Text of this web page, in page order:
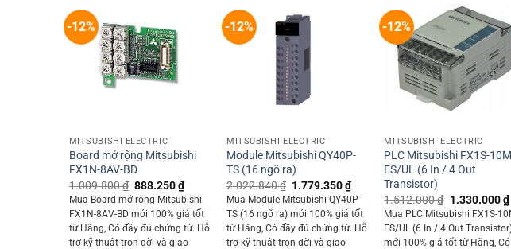
-12%
MITSUBISHI ELECTRIC
Board mở rộng Mitsubishi
FX1N-8AV-BD
1.009.800₫ Original
price
was:
1.009.800 ₫.
888.250₫Current
price
is:
888.250 ₫.
Mua Board mở rộng Mitsubishi
FX1N-8AV-BD mới 100% giá tốt
từ Hãng, Có đầy đủ chứng từ. Hỗ
trợ kỹ thuật trọn đời và giao
-12%
MITSUBISHI ELECTRIC
Module Mitsubishi QY40P-
TS (16 ngõ ra)
2.022.840₫ Original
price
was:
2.022.840 ₫.
1.779.350₫Current
price
is:
1.779.350 ₫.
Mua Module Mitsubishi QY40P-
TS (16 ngõ ra) mới 100% giá tốt
từ Hãng, Có đầy đủ chứng từ. Hỗ
trợ kỹ thuật trọn đời và giao
-12%
MITSUBISHI ELECTRIC
PLC Mitsubishi FX1S-
ES/UL (6 In / 4 Out
Transistor)
1.512.000₫ Original
price
was:
1.512.000 ₫.
1.330.000₫
Mua PLC Mitsubishi FX1S-
ES/UL (6 In / 4 Out
mới 100% giá tốt từ Hãng, Có